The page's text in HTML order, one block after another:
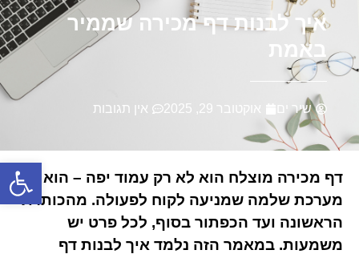
איך לבנות דף מכירה שממיר
באמת
שיר ים אוקטובר 29, 2025 אין תגובות
דף מכירה מוצלח הוא לא רק עמוד יפה – הוא
מערכת שלמה שמניעה לקוח לפעולה. מהכותרת
הראשונה ועד הכפתור בסוף, לכל פרט יש
משמעות. במאמר הזה נלמד איך לבנות דף
פתח